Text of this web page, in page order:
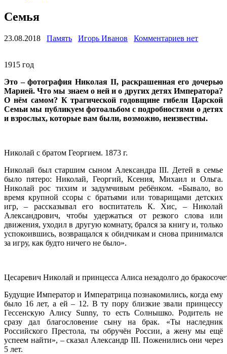
Семья
23.08.2018 Память Игорь Иванов Комментариев нет
1915 год
Это – фотография Николая II, раскрашенная его дочерью
Марией. Что мы знаем о ней и о других детях Императора?
О нём самом? К трагической годовщине гибели Царской
Семьи мы публикуем фотоальбом с подробностями о детях
и взрослых, которые вам были, возможно, неизвестны.
Николай с братом Георгием. 1873 г.
Николай был старшим сыном Александра III. Детей в семье
было пятеро: Николай, Георгий, Ксения, Михаил и Ольга.
Николай рос тихим и задумчивым ребёнком. «Бывало, во
время крупной ссоры с братьями или товарищами детских
игр, – рассказывал его воспитатель К. Хис, – Николай
Александрович, чтобы удержаться от резкого слова или
движения, уходил в другую комнату, брался за книгу и, только
успокоившись, возвращался к обидчикам и снова принимался
за игру, как будто ничего не было».
Цесаревич Николай и принцесса Алиса незадолго до
Будущие Император и Императрица познакомились, когда ему
было 16 лет, а ей – 12. В ту пору близкие звали принцессу
Гессенскую Алису Sunny, то есть Солнышко. Родитель не
сразу дал благословение сыну на брак. «Ты наследник
Российского Престола, ты обручён России, а жену мы ещё
успеем найти», – сказал Александр III. Поженились они через
5 лет.